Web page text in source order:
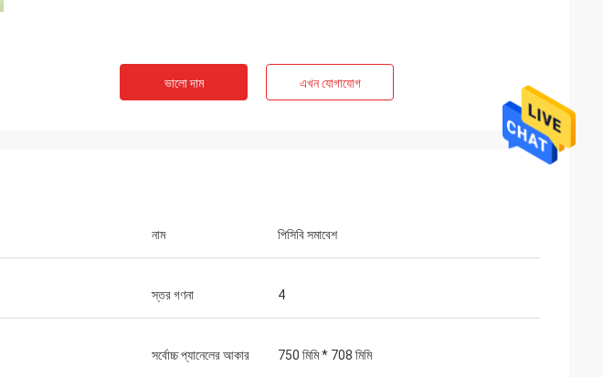
ভালো দাম এখন যোগাযোগ
নাম পিসিবি সমাবেশ
স্তর গণনা 4
সর্বোচ্চ প্যানেলের আকার 750 মিমি * 708 মিমি